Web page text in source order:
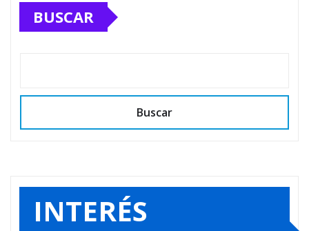
BUSCAR
Buscar
INTERÉS